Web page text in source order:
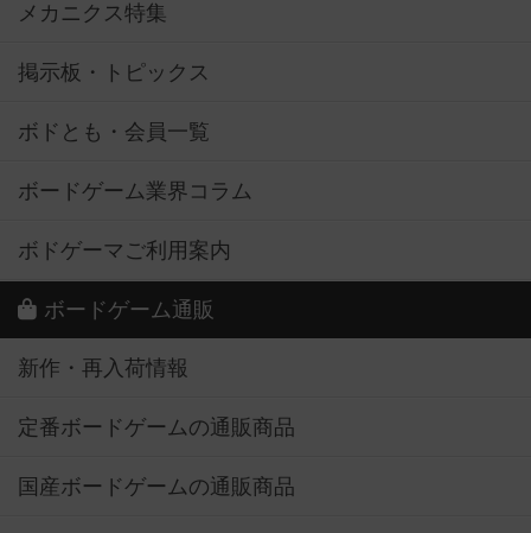
メカニクス特集
掲示板・トピックス
ボドとも・会員一覧
ボードゲーム業界コラム
ボドゲーマご利用案内
ボードゲーム通販
新作・再入荷情報
定番ボードゲームの通販商品
国産ボードゲームの通販商品